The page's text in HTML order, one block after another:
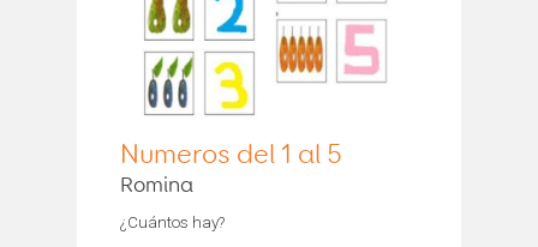
Numeros del 1 al 5
Romina
¿Cuántos hay?